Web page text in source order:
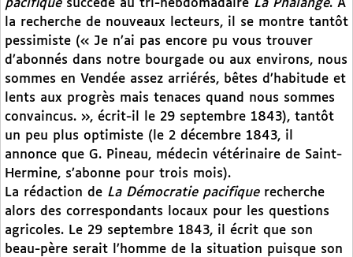
pacifiquesuccède au tri-hebdomadaire La Phalange. A
la recherche de nouveaux lecteurs, il se montre tantôt
pessimiste (« Je n’ai pas encore pu vous trouver
d’abonnés dans notre bourgade ou aux environs, nous
sommes en Vendée assez arriérés, bêtes d’habitude et
lents aux progrès mais tenaces quand nous sommes
convaincus. », écrit-il le 29 septembre 1843), tantôt
un peu plus optimiste (le 2 décembre 1843, il
annonce que G. Pineau, médecin vétérinaire de Saint-
Hermine, s’abonne pour trois mois).
La rédaction de La Démocratie pacifiquerecherche
alors des correspondants locaux pour les questions
agricoles. Le 29 septembre 1843, il écrit que son
beau-père serait l’homme de la situation puisque son